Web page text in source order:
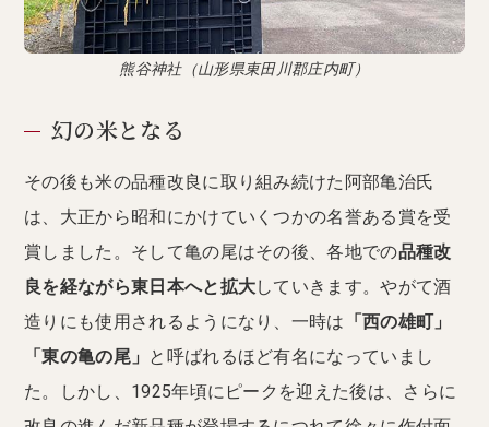
熊谷神社（山形県東田川郡庄内町）
幻の米となる
その後も米の品種改良に取り組み続けた阿部亀治氏
は、大正から昭和にかけていくつかの名誉ある賞を受
賞しました。そして亀の尾はその後、各地での品種改
良を経ながら東日本へと拡大していきます。やがて酒
造りにも使用されるようになり、一時は 「西の雄町」
「東の亀の尾」 と呼ばれるほど有名になっていまし
た。しかし、1925年頃にピークを迎えた後は、さらに